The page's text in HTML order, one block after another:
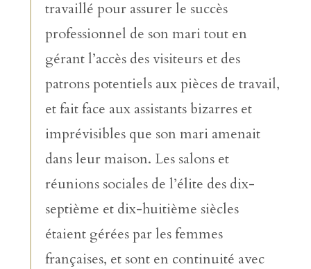
travaillé pour assurer le succès
professionnel de son mari tout en
gérant l’accès des visiteurs et des
patrons potentiels aux pièces de travail,
et fait face aux assistants bizarres et
imprévisibles que son mari amenait
dans leur maison. Les salons et
réunions sociales de l’élite des dix-
septième et dix-huitième siècles
étaient gérées par les femmes
françaises, et sont en continuité avec